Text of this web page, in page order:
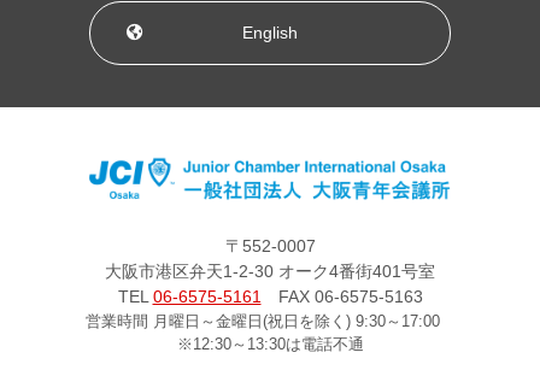
English
〒552-0007
大阪市港区弁天1-2-30 オーク4番街401号室
TEL 06-6575-5161 FAX 06-6575-5163
営業時間 月曜日～金曜日(祝日を除く) 9:30～17:00
※12:30～13:30は電話不通